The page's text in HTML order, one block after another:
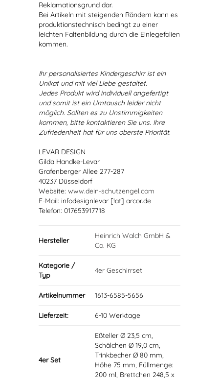
Reklamationsgrund dar.
Bei Artikeln mit steigenden Rändern kann es
produktionstechnisch bedingt zu einer
leichten Faltenbildung durch die Einlegefolien
kommen.
Ihr personalisiertes Kindergeschirr ist ein
Unikat und mit viel Liebe gestaltet.
Jedes Produkt wird individuell angefertigt
und somit ist ein Umtausch leider nicht
möglich. Sollten es zu Unstimmigkeiten
kommen, bitte kontaktieren Sie uns. Ihre
Zufriedenheit hat für uns oberste Priorität.
LEVAR DESIGN
Gilda Handke-Levar
Grafenberger Allee 277-287
40237 Düsseldorf
Website: www.dein-schutzengel.com
E-Mail: infodesignlevar [!at] arcor.de
Telefon: 017653917718
Hersteller
Heinrich Walch GmbH &
Co. KG
Kategorie /
Typ
4er Geschirrset
Artikelnummer 1613-6585-5656
Lieferzeit: 6-10 Werktage
4er Set
Eßteller Ø 23,5 cm,
Schälchen Ø 19,0 cm,
Trinkbecher Ø 80 mm,
Höhe 75 mm, Füllmenge:
200 ml, Brettchen 248,5 x